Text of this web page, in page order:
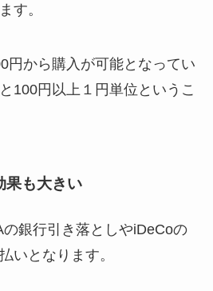
す。
円から購入が可能となってい
100円以上１円単位というこ
果も大きい
銀行引き落としやiDeCoの
いとなります。